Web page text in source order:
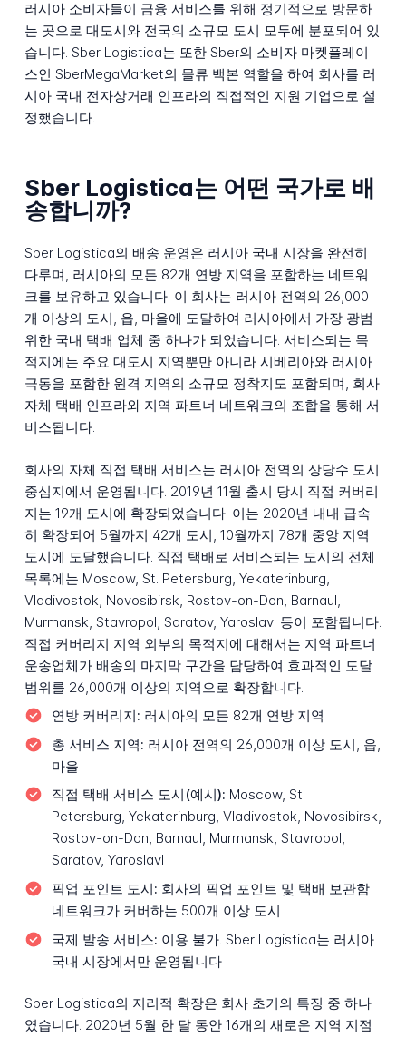
러시아 소비자들이 금융 서비스를 위해 정기적으로 방문하
는 곳으로 대도시와 전국의 소규모 도시 모두에 분포되어 있
습니다. Sber Logistica는 또한 Sber의 소비자 마켓플레이
스인 SberMegaMarket의 물류 백본 역할을 하여 회사를 러
시아 국내 전자상거래 인프라의 직접적인 지원 기업으로 설
정했습니다.
Sber Logistica는 어떤 국가로 배
송합니까?
Sber Logistica의 배송 운영은 러시아 국내 시장을 완전히
다루며, 러시아의 모든 82개 연방 지역을 포함하는 네트워
크를 보유하고 있습니다. 이 회사는 러시아 전역의 26,000
개 이상의 도시, 읍, 마을에 도달하여 러시아에서 가장 광범
위한 국내 택배 업체 중 하나가 되었습니다. 서비스되는 목
적지에는 주요 대도시 지역뿐만 아니라 시베리아와 러시아
극동을 포함한 원격 지역의 소규모 정착지도 포함되며, 회사
자체 택배 인프라와 지역 파트너 네트워크의 조합을 통해 서
비스됩니다.
회사의 자체 직접 택배 서비스는 러시아 전역의 상당수 도시
중심지에서 운영됩니다. 2019년 11월 출시 당시 직접 커버리
지는 19개 도시에 확장되었습니다. 이는 2020년 내내 급속
히 확장되어 5월까지 42개 도시, 10월까지 78개 중앙 지역
도시에 도달했습니다. 직접 택배로 서비스되는 도시의 전체
목록에는 Moscow, St. Petersburg, Yekaterinburg,
Vladivostok, Novosibirsk, Rostov-on-Don, Barnaul,
Murmansk, Stavropol, Saratov, Yaroslavl 등이 포함됩니다.
직접 커버리지 지역 외부의 목적지에 대해서는 지역 파트너
운송업체가 배송의 마지막 구간을 담당하여 효과적인 도달
범위를 26,000개 이상의 지역으로 확장합니다.
연방 커버리지: 러시아의 모든 82개 연방 지역
총 서비스 지역: 러시아 전역의 26,000개 이상 도시, 읍,
마을
직접 택배 서비스 도시(예시): Moscow, St.
Petersburg, Yekaterinburg, Vladivostok, Novosibirsk,
Rostov-on-Don, Barnaul, Murmansk, Stavropol,
Saratov, Yaroslavl
픽업 포인트 도시: 회사의 픽업 포인트 및 택배 보관함
네트워크가 커버하는 500개 이상 도시
국제 발송 서비스: 이용 불가. Sber Logistica는 러시아
국내 시장에서만 운영됩니다
Sber Logistica의 지리적 확장은 회사 초기의 특징 중 하나
였습니다. 2020년 5월 한 달 동안 16개의 새로운 지역 지점